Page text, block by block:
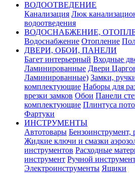
ВОДООТВЕДЕНИЕ
Канализация Люк
водоотведения
ВОДОСНАБЖЕНИЕ,
Водоснабжение Отопление
ДВЕРИ, ОБОИ, ПАНЕЛИ
Багет интерьерный Входные
Ламинированные Двери
Ламинированные) Замки,
комплектующие Наборы для
врезки замков Обои Панели
комплектующие Плинтуса
Фартуки
ИНСТРУМЕНТЫ
Автотовары Бензоинструмент,
Жидкие ключи и смазки
инструментов Расходные
инструмент Ручной
Электроинструменты Ящики